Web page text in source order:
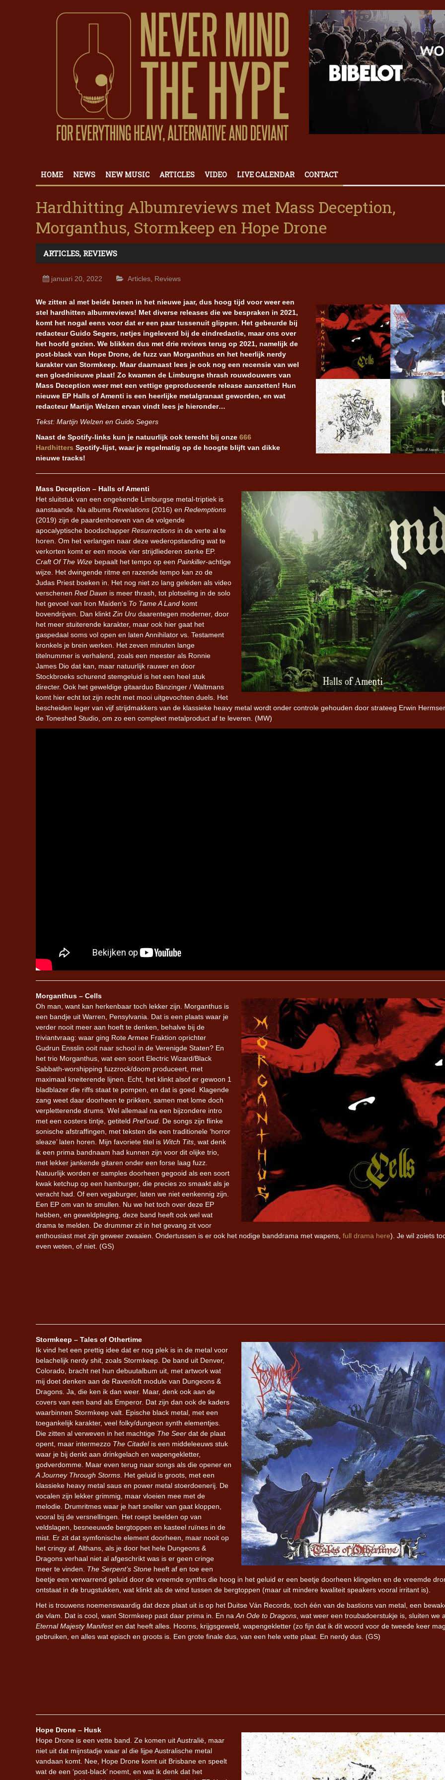
HOME NEWS NEW MUSIC ARTICLES VIDEO LIVE CALENDAR CONTACT
Hardhitting Albumreviews met Mass Deception,
Morganthus, Stormkeep en Hope Drone
ARTICLES, REVIEWS
januari 20, 2022 Articles Reviews
We zitten al met beide benen in het nieuwe jaar, dus hoog tijd voor weer een
stel hardhitten albumreviews! Met diverse releases die we bespraken in 2021,
komt het nogal eens voor dat er een paar tussenuit glippen. Het gebeurde bij
redacteur Guido Segers, netjes ingeleverd bij de eindredactie, maar ons over
het hoofd gezien. We blikken dus met drie reviews terug op 2021, namelijk de
post-black van Hope Drone, de fuzz van Morganthus en het heerlijk nerdy
karakter van Stormkeep. Maar daarnaast lees je ook nog een recensie van wel
een gloednieuwe plaat! Zo kwamen de Limburgse thrash rouwdouwers van
Mass Deception weer met een vettige geproduceerde release aanzetten! Hun
nieuwe EP Halls of Amenti is een heerlijke metalgranaat geworden, en wat
redacteur Martijn Welzen ervan vindt lees je hieronder…
Tekst: Martijn Welzen en Guido Segers
Naast de Spotify-links kun je natuurlijk ook terecht bij onze 666
Hardhitters Spotify-lijst, waar je regelmatig op de hoogte blijft van dikke
nieuwe tracks!
Mass Deception – Halls of Amenti
Het sluitstuk van een ongekende Limburgse metal-triptiek is
aanstaande. Na albums Revelations (2016) en Redemptions
(2019) zijn de paardenhoeven van de volgende
apocalyptische boodschapper Resurrections in de verte al te
horen. Om het verlangen naar deze wederopstanding wat te
verkorten komt er een mooie vier strijdliederen sterke EP.
Craft Of The Wize bepaalt het tempo op een Painkiller-achtige
wijze. Het dwingende ritme en razende tempo kan zo de
Judas Priest boeken in. Het nog niet zo lang geleden als video
verschenen Red Dawn is meer thrash, tot plotseling in de solo
het gevoel van Iron Maiden’s To Tame A Land komt
bovendrijven. Dan klinkt Zin Uru daarentegen moderner, door
het meer stuiterende karakter, maar ook hier gaat het
gaspedaal soms vol open en laten Annihilator vs. Testament
kronkels je brein werken. Het zeven minuten lange
titelnummer is verhalend, zoals een meester als Ronnie
James Dio dat kan, maar natuurlijk rauwer en door
Stockbroeks schurend stemgeluid is het een heel stuk
directer. Ook het geweldige gitaarduo Bänzinger / Waltmans
komt hier echt tot zijn recht met mooi uitgevochten duels. Het
bescheiden leger van vijf strijdmakkers van de klassieke heavy metal wordt onder controle gehouden door strateeg Erwin
de Toneshed Studio, om zo een compleet metalproduct af te leveren. (MW)
Morganthus – Cells
Oh man, want kan herkenbaar toch lekker zijn. Morganthus is
een bandje uit Warren, Pensylvania. Dat is een plaats waar je
verder nooit meer aan hoeft te denken, behalve bij de
triviantvraag: waar ging Rote Armee Fraktion oprichter
Gudrun Ensslin ooit naar school in de Verenigde Staten? En
het trio Morganthus, wat een soort Electric Wizard/Black
Sabbath-worshipping fuzzrock/doom produceert, met
maximaal kneiterende lijnen. Echt, het klinkt alsof er gewoon 1
bladblazer die riffs staat te pompen, en dat is goed. Klagende
zang weet daar doorheen te prikken, samen met lome doch
verpletterende drums. Wel allemaal na een bijzondere intro
met een oosters tintje, getiteld Prel’oud . De songs zijn flinke
sonische afstraffingen, met teksten die een traditionele ‘horror
sleaze’ laten horen. Mijn favoriete titel is Witch Tits , wat denk
ik een prima bandnaam had kunnen zijn voor dit olijke trio,
met lekker jankende gitaren onder een forse laag fuzz.
Natuurlijk worden er samples doorheen gegooid als een soort
kwak ketchup op een hamburger, die precies zo smaakt als je
veracht had. Of een vegaburger, laten we niet eenkennig zijn.
Een EP om van te smullen. Nu we het toch over deze EP
hebben, en geweldpleging, deze band heeft ook wel wat
drama te melden. De drummer zit in het gevang zit voor
enthousiast met zijn geweer zwaaien. Ondertussen is er ook het nodige banddrama met wapens, full drama here). Je wil zoiets
even weten, of niet. (GS)
Stormkeep – Tales of Othertime
Ik vind het een prettig idee dat er nog plek is in de metal voor
belachelijk nerdy shit, zoals Stormkeep. De band uit Denver,
Colorado, bracht net hun debuutalbum uit, met artwork wat
mij doet denken aan de Ravenloft module van Dungeons &
Dragons. Ja, die ken ik dan weer. Maar, denk ook aan de
covers van een band als Emperor. Dat zijn dan ook de kaders
waarbinnen Stormkeep valt. Epische black metal, met een
toegankelijk karakter, veel folky/dungeon synth elementjes.
Die zitten al verweven in het machtige The Seer dat de plaat
opent, maar intermezzo The Citadelis een middeleeuws stuk
waar je bij denkt aan drinkgelach en wapengekletter,
godverdomme. Maar even terug naar songs als die opener en
A Journey Through Storms . Het geluid is groots, met een
klassieke heavy metal saus en power metal stoerdoenerij. De
vocalen zijn lekker grimmig, maar vloeien mee met de
melodie. Drumritmes waar je hart sneller van gaat kloppen,
vooral bij de versnellingen. Het roept beelden op van
veldslagen, besneeuwde bergtoppen en kasteel ruïnes in de
mist. Er zit dat symfonische element doorheen, maar nooit op
het cringy af. Althans, als je door het hele Dungeons &
Dragons verhaal niet al afgeschrikt was is er geen cringe
meer te vinden. The Serpent’s Stone heeft af en toe een
beetje een verwarrend geluid door de vreemde synths die hoog in het geluid er een beetje doorheen klingelen en de vreemde
ontstaat in de brugstukken, wat klinkt als de wind tussen de bergtoppen (maar uit mindere kwaliteit speakers vooral irritant is).
Het is trouwens noemenswaardig dat deze plaat uit is op het Duitse Ván Records, toch één van de bastions van metal, een
de vlam. Dat is cool, want Stormkeep past daar prima in. En na An Ode to Dragons , wat weer een troubadoerstukje is, sluiten we
Eternal Majesty Manifesten dat heeft alles. Hoorns, krijgsgeweld, wapengekletter (zo fijn dat ik dit woord voor de tweede keer
gebruiken, en alles wat episch en groots is. Een grote finale dus, van een hele vette plaat. En nerdy dus. (GS)
Hope Drone – Husk
Hope Drone is een vette band. Ze komen uit Australië, maar
niet uit dat mijnstadje waar al die lijpe Australische metal
vandaan komt. Nee, Hope Drone komt uit Brisbane en speelt
wat de een ‘post-black’ noemt, en wat ik denk dat het
Iron Jinn doopt vers epos
Roll-stijl